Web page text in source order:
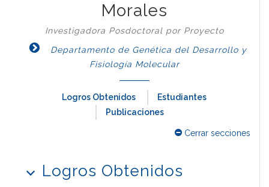
Morales
Investigadora Posdoctoral por Proyecto
Departamento de Genética del Desarrollo y
Fisiología Molecular
Logros Obtenidos
Estudiantes
Publicaciones
Cerrar secciones
Logros Obtenidos